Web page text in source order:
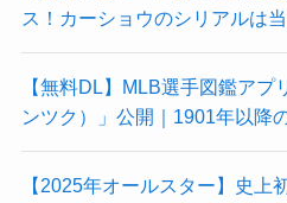
ス！カーショウのシリアルは
【無料DL】MLB選手図鑑アプ
ンツク）」公開｜1901年以降
【2025年オールスター】史